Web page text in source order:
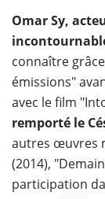
Omar Sy,
connaître
émissions"
avec le film
remporté le
autres œuvres
(2014),
participation